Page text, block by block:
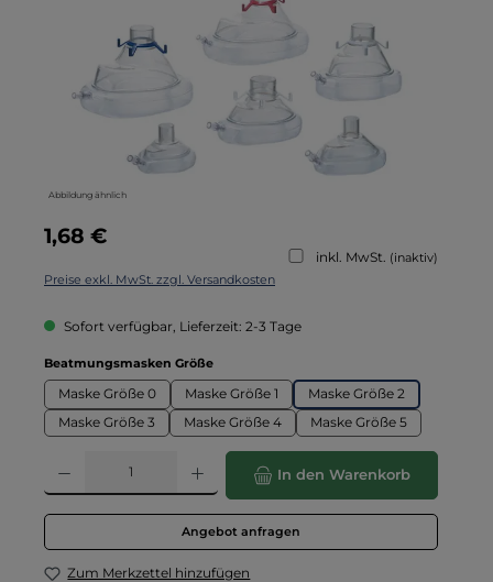
Abbildung ähnlich
Regulärer Preis:
1,68 €
inkl. MwSt. (inaktiv)
Preise exkl. MwSt. zzgl. Versandkosten
Sofort verfügbar, Lieferzeit: 2-3 Tage
Beatmungsmasken Größeauswählen
Maske Größe 0 Maske Größe 1
Maske Größe 2
Maske Größe 3
Maske Größe 4 Maske Größe 5
Produkt Anzahl: Gib den gewünschten Wert ein oder benutze die
In den Warenkorb
Angebot anfragen
Zum Merkzettel hinzufügen